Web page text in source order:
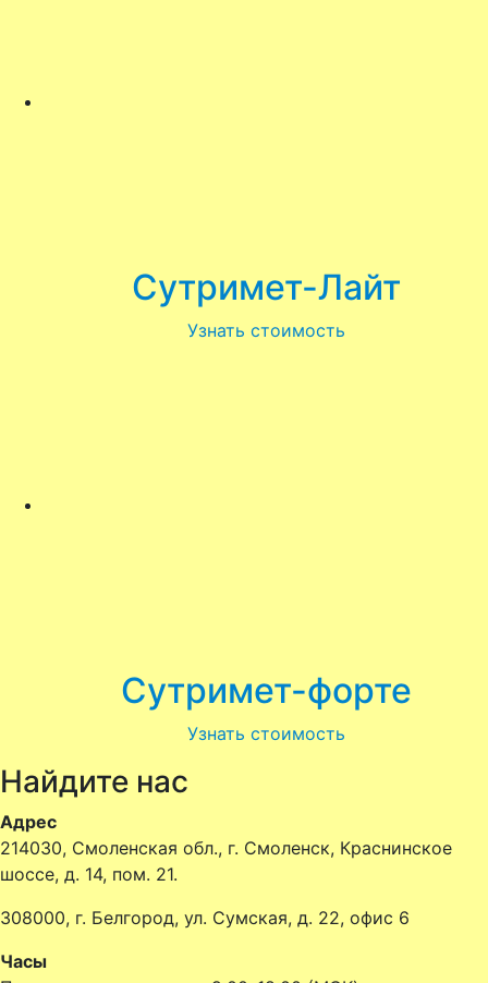
Сутримет-Лайт
Узнать стоимость
Сутримет-форте
Узнать стоимость
Найдите нас
Адрес
214030, Смоленская обл., г. Смоленск, Краснинское
шоссе, д. 14, пом. 21.
308000, г. Белгород, ул. Сумская, д. 22, офис 6
Часы